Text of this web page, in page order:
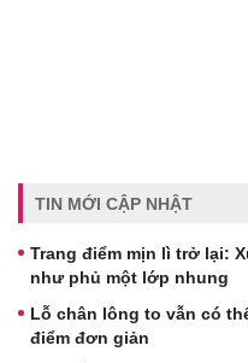
TIN MỚI CẬP NHẬT
Trang điểm mịn lì trở lại:
như phủ một lớp nhung
Lỗ chân lông to vẫn có
điểm đơn giản